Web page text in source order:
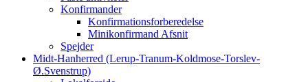
Konfirmander
Konfirmationsforberedelse
Minikonfirmand Afsnit
Spejder
Midt-Hanherred (Lerup-Tranum-Koldmose-Torslev-
Ø.Svenstrup)